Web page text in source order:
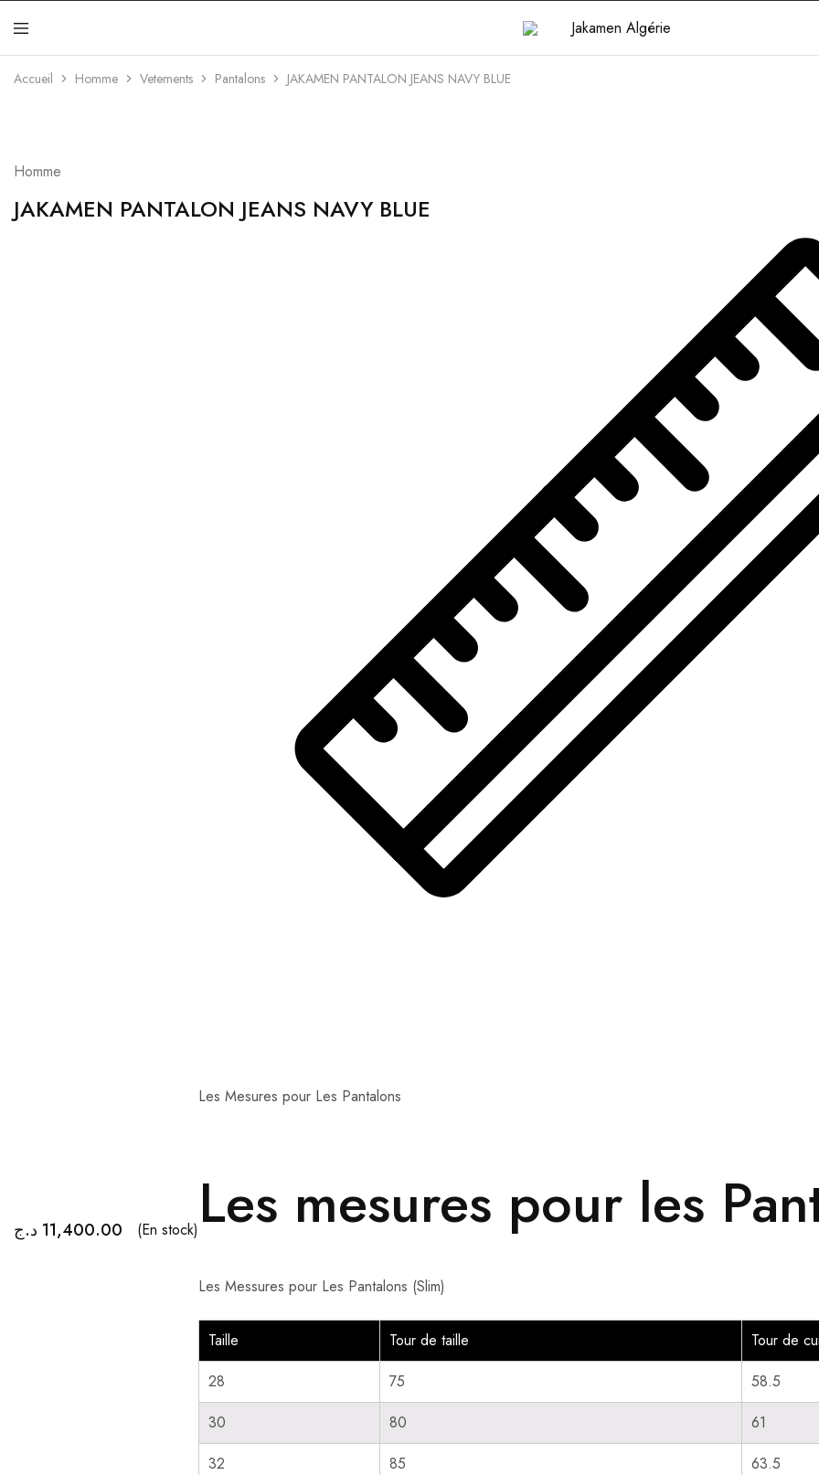
Algérie
Accueil Homme Vetements Pantalons JAKAMEN PANTALON JEANS NAVY BLUE
Homme
JAKAMEN PANTALON JEANS NAVY BLUE
11,400.00 د.ج (En stock)
Les Mesures pour Les Pantalons
Les mesures pour les
Les Messures pour Les Pantalons (Slim)
Taille Tour de taille
Tour de
28
75
58.5
30
80
61
32
85
63.5